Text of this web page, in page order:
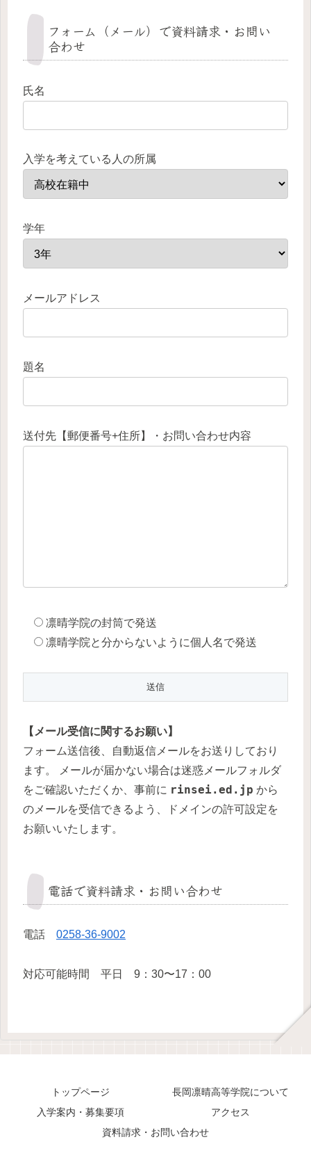
フォーム（メール）で資料請求・お問い
合わせ
氏名
入学を考えている人の所属
学年
メールアドレス
題名
送付先【郵便番号+住所】・お問い合わせ内容
凛晴学院の封筒で発送
凛晴学院と分からないように個人名で発送
【メール受信に関するお願い】
フォーム送信後、自動返信メールをお送りしており
ます。 メールが届かない場合は迷惑メールフォルダ
をご確認いただくか、事前に rinsei.ed.jp から
のメールを受信できるよう、ドメインの許可設定を
お願いいたします。
電話で資料請求・お問い合わせ
電話 0258-36-9002
対応可能時間 平日 9：30〜17：00
トップページ
長岡凛晴高等学院について
入学案内・募集要項
アクセス
資料請求・お問い合わせ